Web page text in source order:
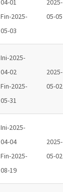
04-01
Fin-2025-
05-03
2025-
05-05
Ini-2025-
04-02
Fin-2025-
05-31
2025-
05-02
Ini-2025-
04-04
Fin-2025-
08-19
2025-
05-02